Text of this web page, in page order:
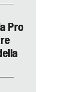
Pro